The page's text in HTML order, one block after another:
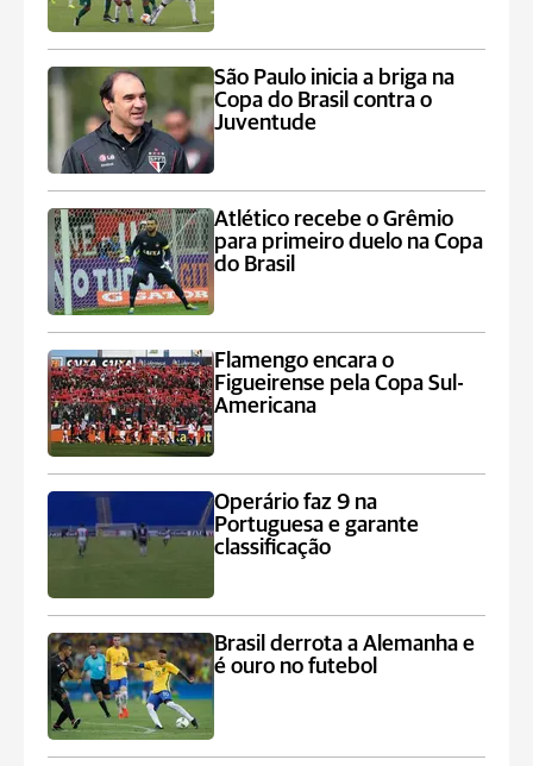
São Paulo inicia a briga na
Copa do Brasil contra o
Juventude
Atlético recebe o Grêmio
para primeiro duelo na Copa
do Brasil
Flamengo encara o
Figueirense pela Copa Sul-
Americana
Operário faz 9 na
Portuguesa e garante
classificação
Brasil derrota a Alemanha e
é ouro no futebol